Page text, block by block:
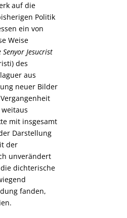
auf die
Politik
ein von
Weise
Jesucrist
des
aus
neuer Bilder
mit insgesamt
Darstellung
der
unverändert
dichterische
fanden,